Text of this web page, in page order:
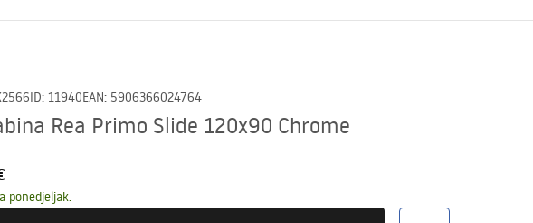
ID: 11940EAN: 5906366024764
Rea Primo Slide 120x90 Chrome
ponedjeljak.